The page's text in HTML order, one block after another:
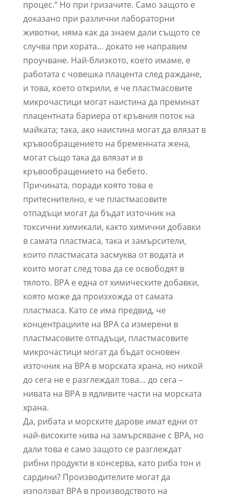
процес.“ Но при гризачите. Само защото е
доказано при различни лабораторни
животни, няма как да знаем дали същото се
случва при хората… докато не направим
проучване. Най-близкото, което имаме, е
работата с човешка плацента след раждане,
и това, което открили, е че пластмасовите
микрочастици могат наистина да преминат
плацентната бариера от кръвния поток на
майката; така, ако наистина могат да влязат в
кръвообращението на бременната жена,
могат също така да влязат и в
кръвообращението на бебето.
Причината, поради която това е
притеснително, е че пластмасовите
отпадъци могат да бъдат източник на
токсични химикали, както химични добавки
в самата пластмаса, така и замърсители,
които пластмасата засмуква от водата и
които могат след това да се освободят в
тялото. BPA е една от химическите добавки,
която може да произхожда от самата
пластмаса. Като се има предвид, че
концентрациите на BPA са измерени в
пластмасовите отпадъци, пластмасовите
микрочастици могат да бъдат основен
източник на BPA в морската храна, но никой
до сега не е разглеждал това… до сега –
нивата на BPA в ядливите части на морската
храна.
Да, рибата и морските дарове имат едни от
най-високите нива на замърсяване с BPA, но
дали това е само защото се разглеждат
рибни продукти в консерва, като риба тон и
сардини? Производителите могат да
използват BPA в производството на